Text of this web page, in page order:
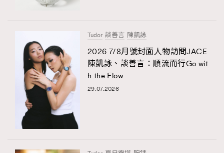
Tudor 談善言 陳凱詠
2026 7/8月號封面人物訪問JACE
陳凱詠、談善言：順流而行Go wit
h the Flow
29.07.2026